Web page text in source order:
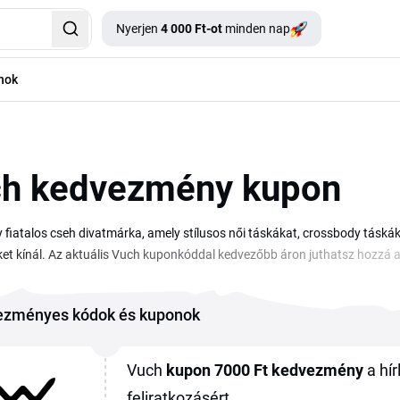
Nyerjen 4 000 Ft-ot minden nap
kedvezmény kupon
fiatalos cseh divatmárka, amely stílusos női táskákat, crossbody
kínál. Az aktuális Vuch kuponkóddal kedvezőbb áron juthatsz hozzá
indít szezonális akciókat is, amikor a kuponok mellett a leértékelt
kódok és kuponok
Vuch kupon7000 Ft kedvezmény a